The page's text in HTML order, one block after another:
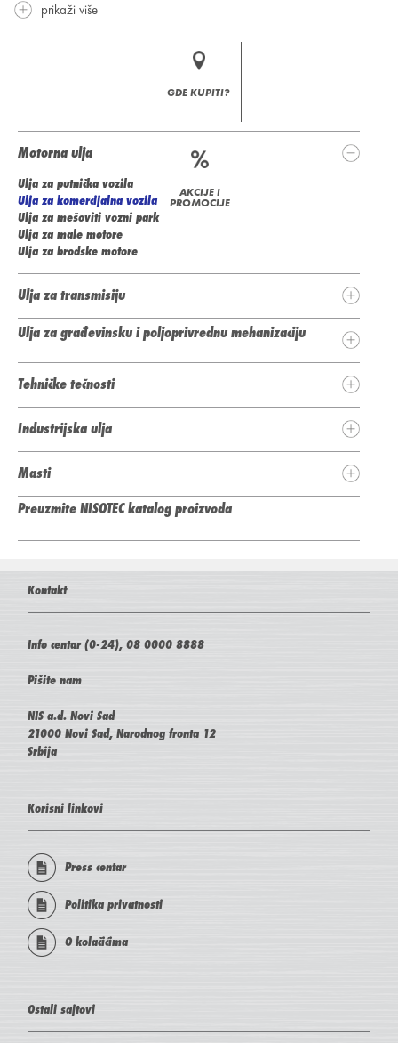
prikaži više
GDE KUPITI?
AKCIJE I
PROMOCIJE
Motorna ulja
Ulja za putnička vozila
Ulja za komercijalna vozila
Ulja za mešoviti vozni park
Ulja za male motore
Ulja za brodske motore
Ulja za transmisiju
Ulja za građevinsku i poljoprivrednu mehanizaciju
Tehničke tečnosti
Industrijska ulja
Masti
Preuzmite NISOTEC katalog proizvoda
Kontakt
Info centar (0-24), 08 0000 8888
Pišite nam
NIS a.d. Novi Sad
21000 Novi Sad, Narodnog fronta 12
Srbija
Korisni linkovi
Press centar
Politika privatnosti
O kolačićima
Ostali sajtovi